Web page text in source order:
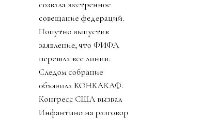
созвала экстренное
совещание федераций.
Попутно выпустив
заявление, что ФИФА
перешла все линии.
Следом собрание
объявила КОНКАКАФ.
Конгресс США вызвал
Инфантино на разговор